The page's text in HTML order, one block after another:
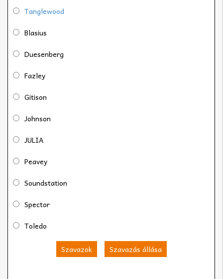
Tanglewood
Blasius
Duesenberg
Fazley
Gitison
Johnson
JULIA
Peavey
Soundstation
Spector
Toledo
Szavazok Szavazás állása